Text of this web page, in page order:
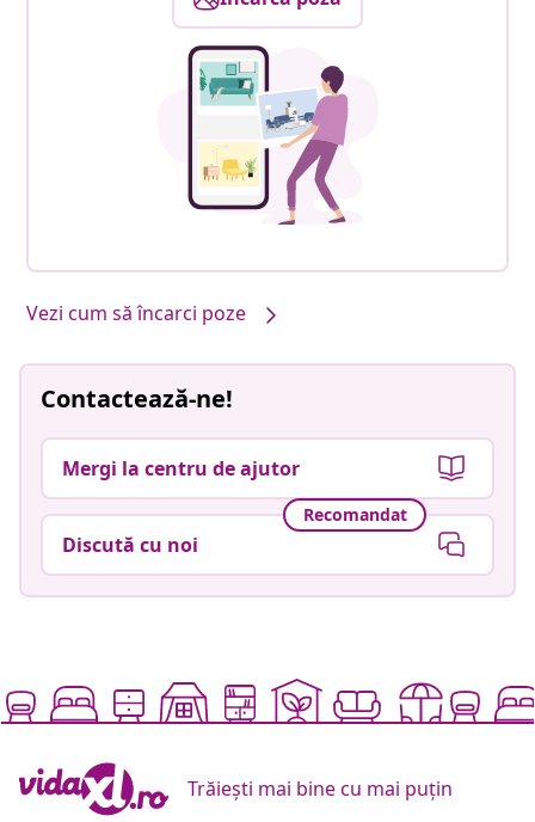
Vezi cum să încarci poze
Contactează-ne!
Mergi la centru de ajutor
Recomandat
Discută cu noi
Trăiești mai bine cu mai puțin